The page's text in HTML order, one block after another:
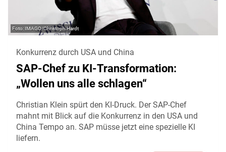
IMAGO/Christoph Hardt
Konkurrenz durch USA und China
SAP-Chef zu KI-Transformation:
„Wollen uns alle schlagen“
Christian Klein spürt den KI-Druck. Der SAP-Chef
mahnt mit Blick auf die Konkurrenz in den USA und
China Tempo an. SAP müsse jetzt eine spezielle KI
liefern.